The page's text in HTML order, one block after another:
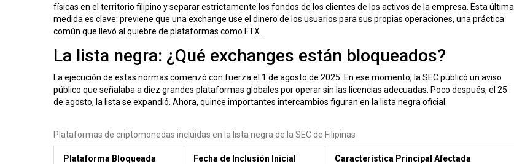
físicas en el territorio filipino y separar estrictamente los fondos de los clientes de los activos de la empresa. Esta última
medida es clave: previene que una exchange use el dinero de los usuarios para sus propias operaciones, una práctica
común que llevó al quiebre de plataformas como FTX.
La lista negra: ¿Qué exchanges están bloqueados?
La ejecución de estas normas comenzó con fuerza el 1 de agosto de 2025. En ese momento, la SEC publicó un aviso
público que señalaba a diez grandes plataformas globales por operar sin las licencias adecuadas. Poco después, el 25
de agosto, la lista se expandió. Ahora, quince importantes intercambios figuran en la lista negra oficial.
Plataformas de criptomonedas incluidas en la lista negra de la SEC de Filipinas
Plataforma Bloqueada Fecha de Inclusión Inicial Característica Principal Afectada